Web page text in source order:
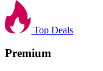
Top Deals
Premium